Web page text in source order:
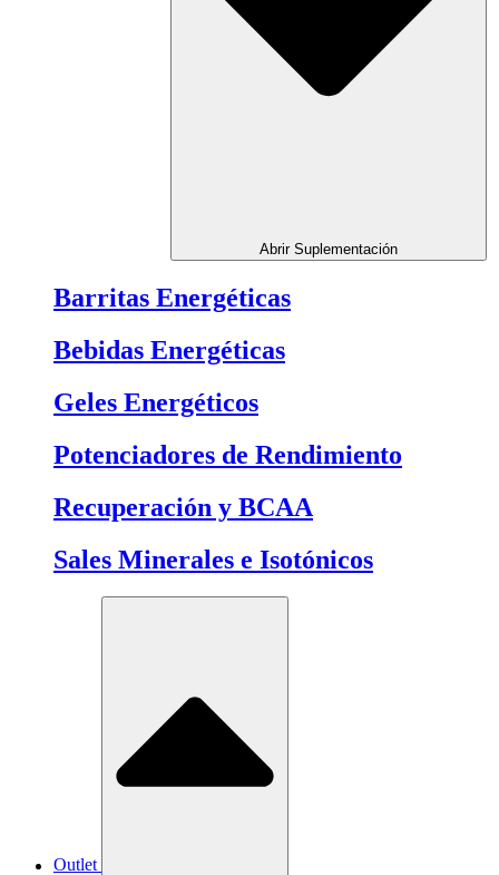
Abrir Suplementación
Barritas Energéticas
Bebidas Energéticas
Geles Energéticos
Potenciadores de Rendimiento
Recuperación y BCAA
Sales Minerales e Isotónicos
Outlet